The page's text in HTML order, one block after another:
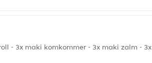
- 3x maki komkommer - 3x maki zalm - 3x